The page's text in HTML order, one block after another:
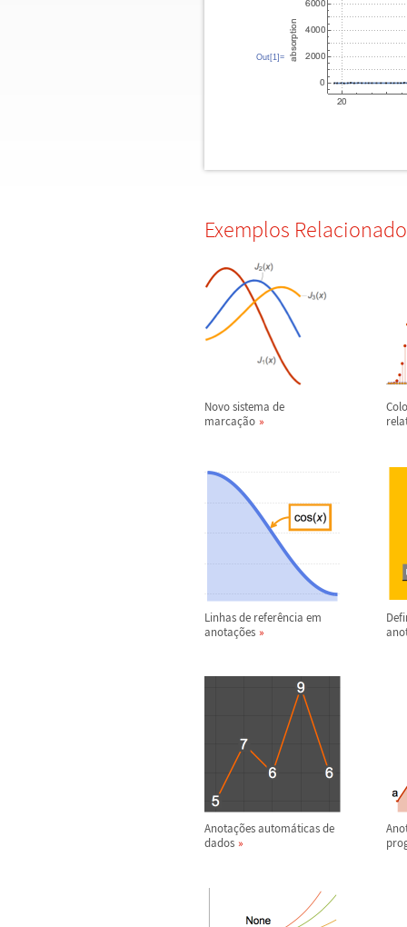
Out[1]=
Exemplos
Novo sistema de
marcação
Linhas de referência em
anotações
Anotações automáticas de
dados